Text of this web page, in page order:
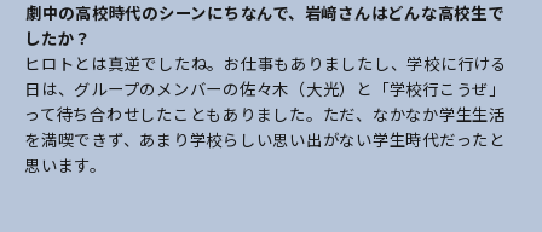
――劇中の高校時代のシーンにちなんで、岩﨑さんはどんな高校生で
したか？
ヒロトとは真逆でしたね。お仕事もありましたし、学校に行ける
日は、グループのメンバーの佐々木（大光）と「学校行こうぜ」
って待ち合わせしたこともありました。ただ、なかなか学生生活
を満喫できず、あまり学校らしい思い出がない学生時代だったと
思います。